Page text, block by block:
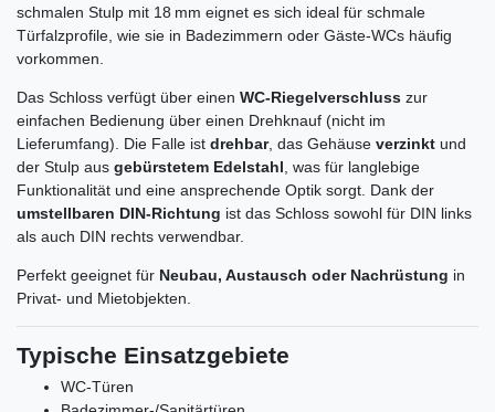
schmalen Stulp mit 18 mm eignet es sich ideal für schmale
Türfalzprofile, wie sie in Badezimmern oder Gäste-WCs häufig
vorkommen.
Das Schloss verfügt über einen WC-Riegelverschluss zur
einfachen Bedienung über einen Drehknauf (nicht im
Lieferumfang). Die Falle ist drehbar, das Gehäuse verzinkt und
der Stulp aus gebürstetem Edelstahl , was für langlebige
Funktionalität und eine ansprechende Optik sorgt. Dank der
umstellbaren DIN-Richtung ist das Schloss sowohl für DIN links
als auch DIN rechts verwendbar.
Perfekt geeignet für Neubau, Austausch oder Nachrüstung in
Privat- und Mietobjekten.
Typische Einsatzgebiete
WC-Türen